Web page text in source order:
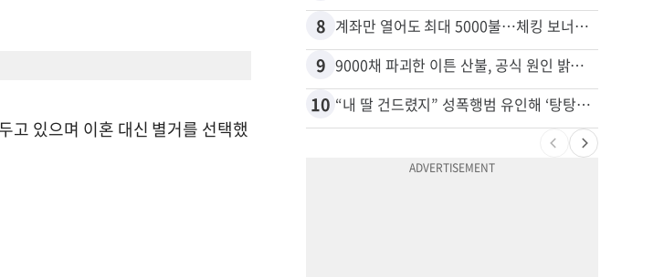
고 있으며 이혼 대신 별거를 선택했
8 계좌만 열어도 최대 5000불…체킹 보너스 무한 경쟁
9 9000채 파괴한 이튼 산불, 공식 원인 밝혀졌다
10 “내 딸 건드렸지” 성폭행범 유인해 ‘탕탕’…아빠의 복수 결말